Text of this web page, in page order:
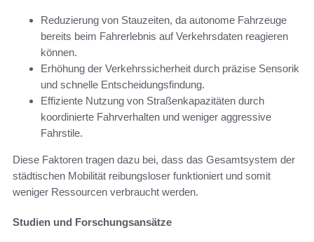
Reduzierung von Stauzeiten, da autonome Fahrzeuge
bereits beim Fahrerlebnis auf Verkehrsdaten reagieren
können.
Erhöhung der Verkehrssicherheit durch präzise Sensorik
und schnelle Entscheidungsfindung.
Effiziente Nutzung von Straßenkapazitäten durch
koordinierte Fahrverhalten und weniger aggressive
Fahrstile.
Diese Faktoren tragen dazu bei, dass das Gesamtsystem der
städtischen Mobilität reibungsloser funktioniert und somit
weniger Ressourcen verbraucht werden.
Studien und Forschungsansätze